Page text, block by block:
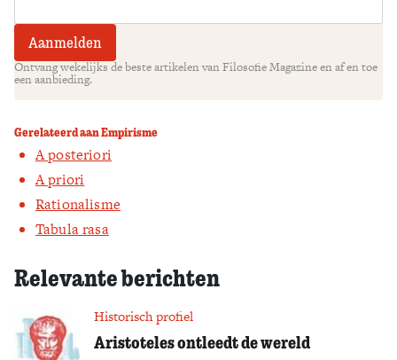
Gerelateerd aan Empirisme
A posteriori
A priori
Rationalisme
Tabula rasa
Ontvang wekelijks de beste artikelen van Filosofie Magazine en af en toe
een aanbieding.
Relevante berichten
Historisch profiel
Aristoteles ontleedt de wereld